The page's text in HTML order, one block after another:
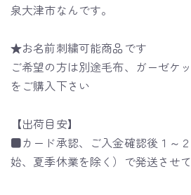
泉大津市なんです。
★お名前刺繍可能商品です
ご希望の方は別途毛布、ガーゼケ
をご購入下さい
【出荷目安】
■カード承認、ご入金確認後１～
始、夏季休業を除く）で発送させて